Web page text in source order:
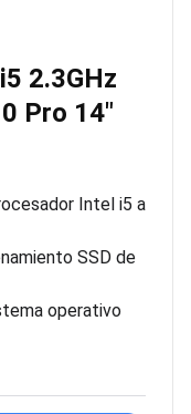
2.3GHz
Pro 14″
Intel i5 a
SSD de
operativo